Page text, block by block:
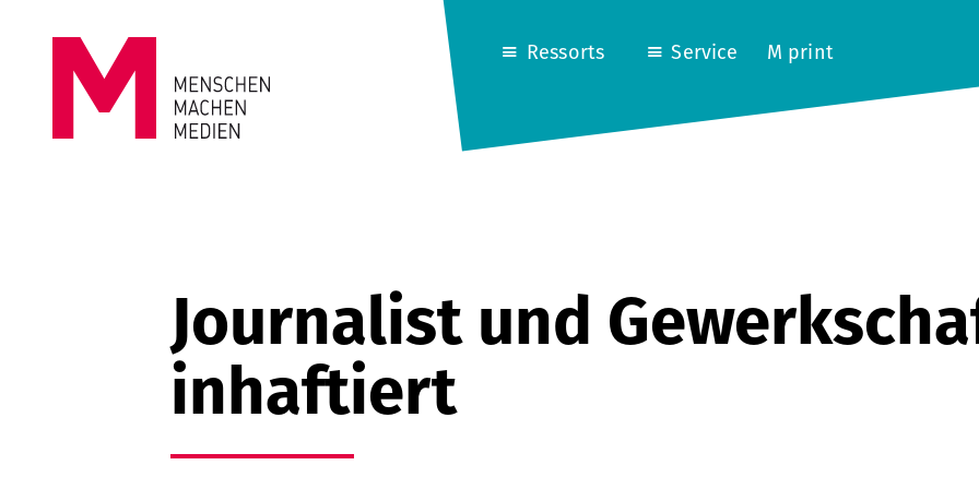
MEDIEN
Ressorts Service M print
Journalist und
inhaftiert